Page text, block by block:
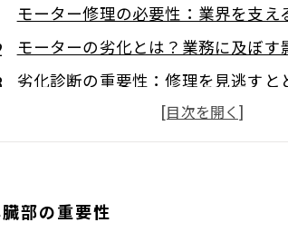
モーター修理の必要性：業界を支え
モーターの劣化とは？業務に及ぼす
劣化診断の重要性：修理を見逃すと
最新技術によるモーター修理の効率化
修理のタイミングを見極める！劣化
モーター修理の未来：持続可能な劣
部の重要性